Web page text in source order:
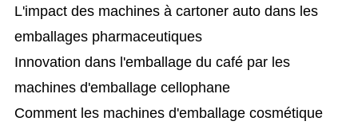
L'impact des machines à cartoner auto dans les
emballages pharmaceutiques
Innovation dans l'emballage du café par les
machines d'emballage cellophane
Comment les machines d'emballage cosmétique